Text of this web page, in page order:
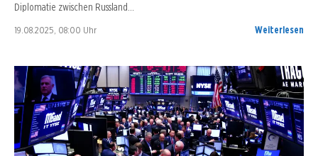
Diplomatie zwischen Russland…
19.08.2025, 08:00 Uhr Weiterlesen